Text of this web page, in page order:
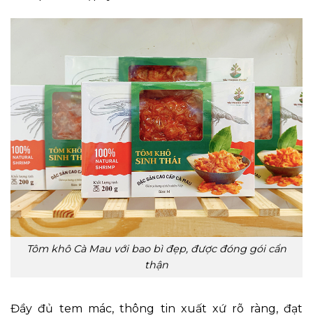
Tôm khô Cà Mau với bao bì đẹp, được đóng gói cẩn
thận
Đầy đủ tem mác, thông tin xuất xứ rõ ràng, đạt